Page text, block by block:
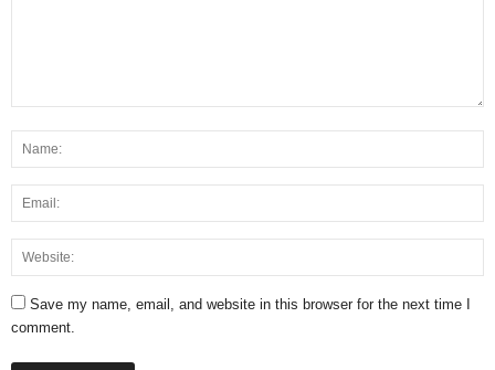
Save my name, email, and website in this browser for the next time I
comment.